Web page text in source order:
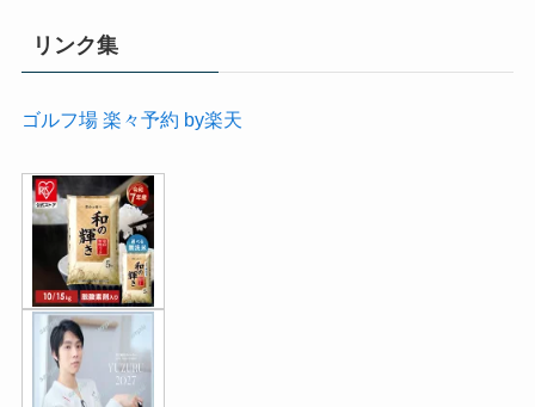
リンク集
ゴルフ場 楽々予約 by楽天